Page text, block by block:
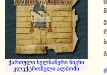
ქართული ხელნაწერი წიგნი
ელექტრონული ალბომი